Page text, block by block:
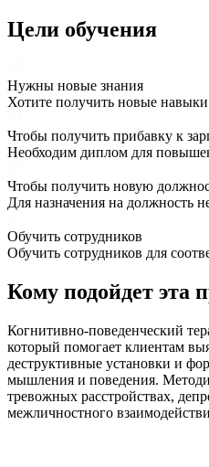
Цели обучения
Нужны новые знания
Хотите получить новые
Чтобы получить прибавку к
Необходим диплом для
Чтобы получить новую
Для назначения на должность
Обучить сотрудников
Обучить сотрудников для
Кому подойдет эта
Когнитивно-поведенческий
который помогает клиентам
деструктивные установки и
мышления и поведения.
тревожных расстройствах,
межличностного